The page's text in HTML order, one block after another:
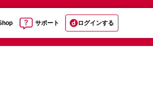
サポート ログインする